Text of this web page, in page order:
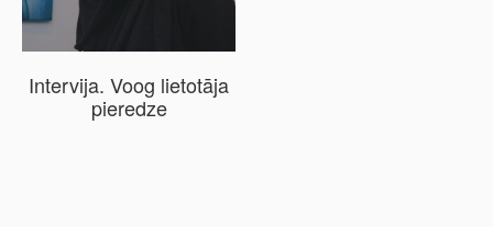
Intervija. Voog lietotāja
pieredze